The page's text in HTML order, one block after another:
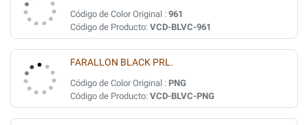
Código de Color Original : 961
Código de Producto: VCD-BLVC-961
FARALLON BLACK PRL.
Código de Color Original : PNG
Código de Producto: VCD-BLVC-PNG